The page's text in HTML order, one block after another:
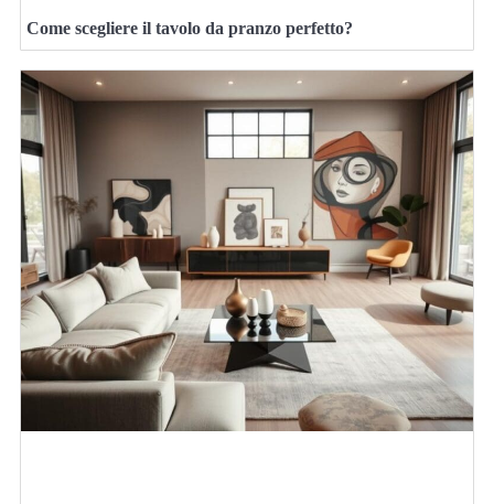
Come scegliere il tavolo da pranzo perfetto?